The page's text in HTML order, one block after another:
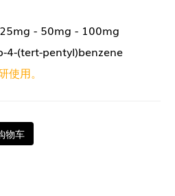
- 50mg - 100mg
4-(tert-pentyl)benzene
用。
物车